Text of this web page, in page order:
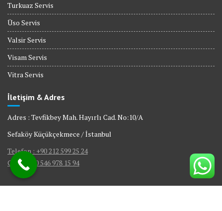
Turkuaz Servis
Üso Servis
Valsir Servis
Visam Servis
Vitra Servis
İletişim & Adres
Adres : Tevfikbey Mah. Hayırlı Cad. No:10/A
Sefaköy Küçükçekmece / İstanbul
Telefon : +90 212 599 25 24
GSM : +90 546 978 15 94